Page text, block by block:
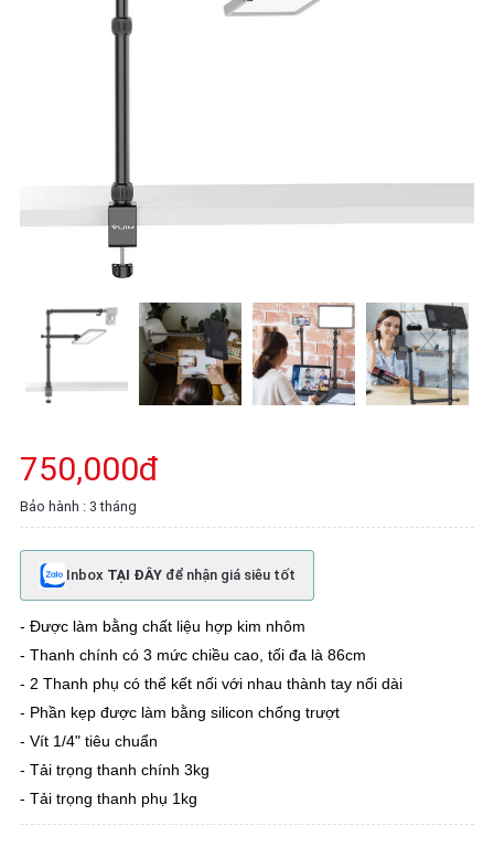
750,000đ
Bảo hành : 3 tháng
Inbox TẠI ĐÂY để nhận giá siêu tốt
- Được làm bằng chất liệu hợp kim nhôm
- Thanh chính có 3 mức chiều cao, tối đa là 86cm
- 2 Thanh phụ có thể kết nối với nhau thành tay nối dài
- Phần kẹp được làm bằng silicon chống trượt
- Vít 1/4" tiêu chuẩn
- Tải trọng thanh chính 3kg
- Tải trọng thanh phụ 1kg